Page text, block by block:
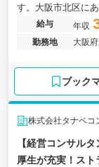
す。大阪市北区に
ップ体制とブラン
給与 年収
勤務地
大阪
ブック
株式会社タナベコ
【経営コンサル
厚生が充実！ス